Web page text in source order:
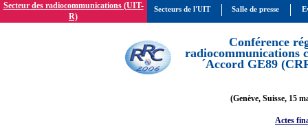
Secteur des radiocommunications (UIT-
R)
Conférence
radiocommunications
´Accord GE89
(Genève, Suisse, 15
Actes
Secteurs de l'UIT Salle de presse